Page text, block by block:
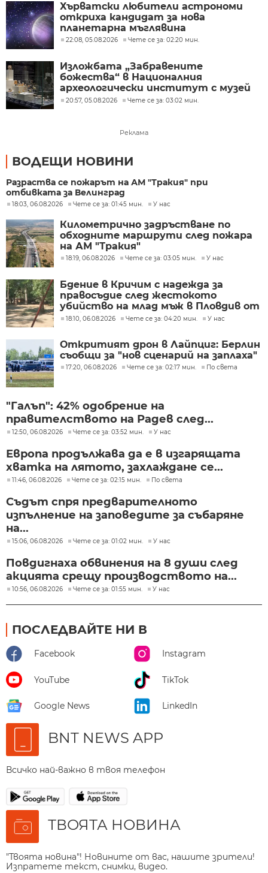
Хърватски любители астрономи
откриха кандидат за нова
планетарна мъглявина
22:08, 05.08.2026 Чете се за: 02:20 мин.
Изложбата „Забравените
божества“ в Националния
археологически институт с музей
при БАН
20:57, 05.08.2026 Чете се за: 03:02 мин.
Реклама
ВОДЕЩИ НОВИНИ
Разраства се пожарът на АМ "Тракия" при
отбивката за Велинград
18:03, 06.08.2026 Чете се за: 01:45 мин. У нас
Километрично задръстване по
обходните маршрути след пожара
на АМ "Тракия"
18:19, 06.08.2026 Чете се за: 03:05 мин. У нас
Бдение в Кричим с надежда за
правосъдие след жестокото
убийство на млад мъж в Пловдив от
тийнейджъри
18:10, 06.08.2026 Чете се за: 04:20 мин. У нас
Откритият дрон в Лайпциг: Берлин
съобщи за "нов сценарий на заплаха"
17:20, 06.08.2026 Чете се за: 02:17 мин. По света
"Галъп": 42% одобрение на
правителството на Радев след...
12:50, 06.08.2026 Чете се за: 03:52 мин. У нас
Европа продължава да е в изгарящата
хватка на лятото, захлаждане се...
11:46, 06.08.2026 Чете се за: 02:15 мин. По света
Съдът спря предварителното
изпълнение на заповедите за събаряне
на...
15:06, 06.08.2026 Чете се за: 01:02 мин. У нас
Повдигнаха обвинения на 8 души след
акцията срещу производството на...
10:56, 06.08.2026 Чете се за: 01:55 мин. У нас
ПОСЛЕДВАЙТЕ НИ В
Facebook Instagram
YouTube TikTok
Google News LinkedIn
BNT NEWS APP
Всичко най-важно в твоя телефон
ТВОЯТА НОВИНА
"Твоята новина"! Новините от вас, нашите зрители!
Изпратете текст, снимки, видео.